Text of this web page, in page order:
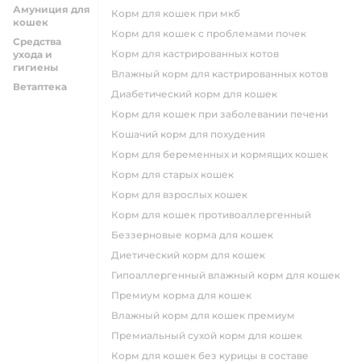
Амуниция для
кошек
Средства
ухода и
гигиены
Ветаптека
корм для кошек при мкб
корм для кошек с проблемами почек
Корм для кастрированных котов
влажный корм для кастрированных котов
диабетический корм для кошек
корм для кошек при заболевании печени
кошачий корм для похудения
корм для беременных и кормящих кошек
корм для старых кошек
корм для взрослых кошек
корм для кошек противоаллергенный
беззерновые корма для кошек
диетический корм для кошек
гипоаллергенный влажный корм для кошек
премиум корма для кошек
влажный корм для кошек премиум
премиальный сухой корм для кошек
корм для кошек без курицы в составе